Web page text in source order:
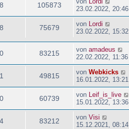
8 105873
23.02.2022, 20:46
8 75679 von Lordi
23.02.2022, 15:32
0 83215 von amadeus
22.02.2022, 11:36
1 49815 von Webkicks
16.01.2022, 13:21
0 60739 von Leif_is_live
15.01.2022, 13:36
4 83212 von Visi
15.12.2021, 08:14